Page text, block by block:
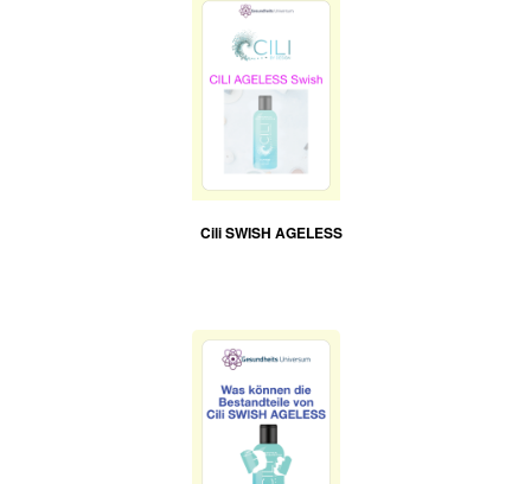
Cili SWISH AGELESS